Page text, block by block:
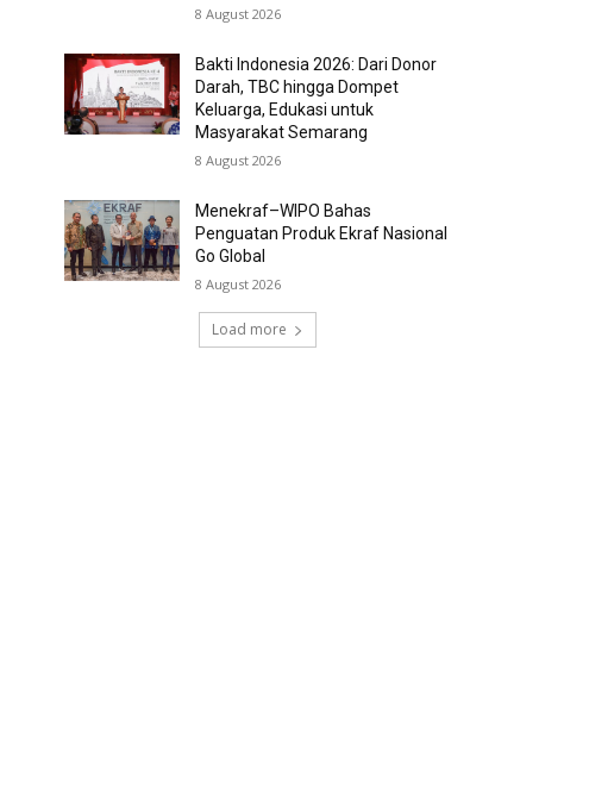
8 August 2026
Bakti Indonesia 2026: Dari Donor
Darah, TBC hingga Dompet
Keluarga, Edukasi untuk
Masyarakat Semarang
8 August 2026
Menekraf–WIPO Bahas
Penguatan Produk Ekraf Nasional
Go Global
8 August 2026
Load more